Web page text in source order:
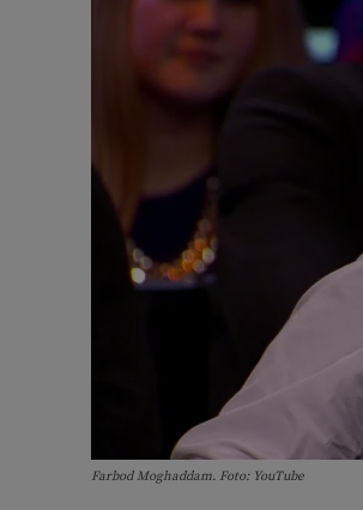
Farbod Moghaddam. Foto: YouTube